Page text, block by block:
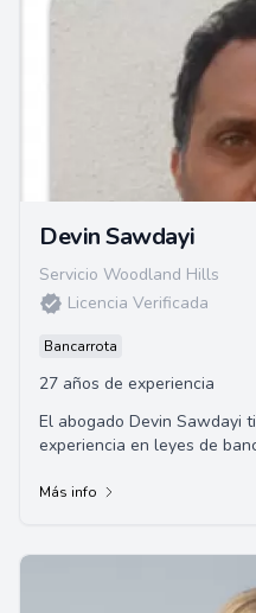
Devin Sawdayi
Servicio Woodland Hills
Licencia Verificada
Bancarrota
27 años de experiencia
El abogado Devin Sawdayi
experiencia en leyes de
Más info